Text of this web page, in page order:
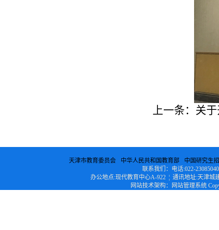
上一条： 关
天津市教育委员会 中华人民共和国教育部
中国研究生
联系我们：电话:022-
办公地点:现代教育中心A-922 ¦ 通讯地址:天津城
网站技术架构：网站管理系统